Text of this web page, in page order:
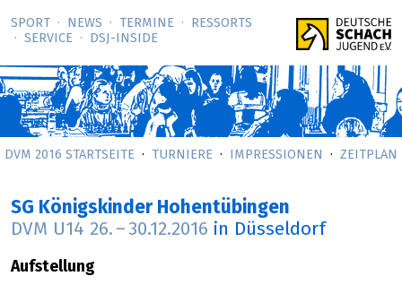
SPORT NEWS TERMINE
RESSORTS
SERVICE
DSJ-­INSIDE
DVM 2016 STARTSEITE TURNIERE IMPRESSIONEN ZEITPLAN
SG Königskinder Hohentübingen
DVM U14 26. – 30.12.2016 in Düsseldorf
Aufstellung